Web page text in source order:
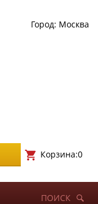
Город: Москва
Корзина:0
ПОИСК